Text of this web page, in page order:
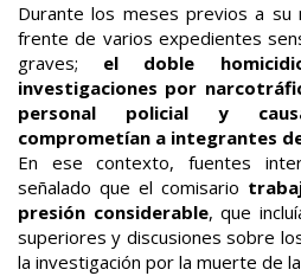
Durante los meses previos a su
frente de varios expedientes
graves; el doble
investigaciones por
personal policial y
comprometían a integrantes
En ese contexto, fuentes
señalado que el comisario
presión considerable, que
superiores y discusiones sobre
la investigación por la muerte de